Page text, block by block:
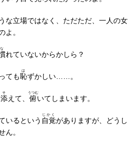
な立場ではなく、ただただ、一人の女
よ。
な
れていないからかしら？
ても恥
は
ずかしい……。
添
そ
えて、 俯
うつむ
いてしまいます。
いるという 自覚
じかく
がありますが、どうし
ん。